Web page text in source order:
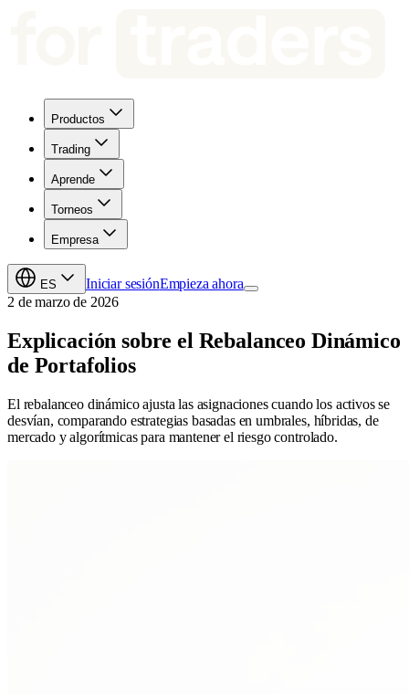
Productos
Trading
Aprende
Torneos
Empresa
ES Iniciar sesiónEmpieza ahora
2 de marzo de 2026
Explicación sobre el Rebalanceo Dinámico
de Portafolios
El rebalanceo dinámico ajusta las asignaciones cuando los activos se
desvían, comparando estrategias basadas en umbrales, híbridas, de
mercado y algorítmicas para mantener el riesgo controlado.